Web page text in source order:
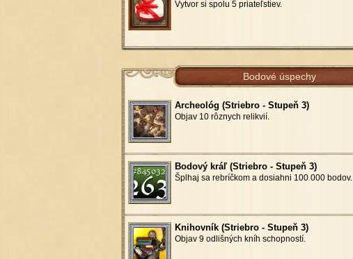
Vytvor si spolu 5 priateľstiev.
Bodové úspechy
Archeológ (Striebro - Stupeň 3)
Objav 10 rôznych relikvií.
Bodový kráľ (Striebro - Stupeň 3)
Šplhaj sa rebríčkom a dosiahni 100.000 bodov.
Knihovník (Striebro - Stupeň 3)
Objav 9 odlišných kníh schopností.